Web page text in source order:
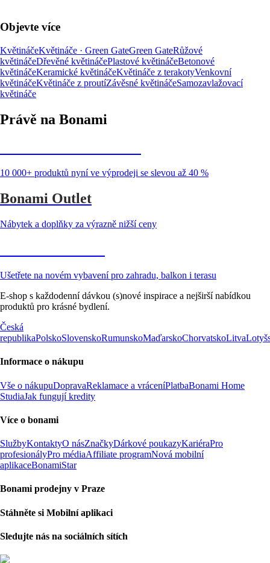
Objevte více
KvětináčeKvětináče · Green GateGreen GateRůžové
květináčeDřevěné květináčePlastové květináčeBetonové
květináčeKeramické květináčeKvětináče z terakotyVenkovní
květináčeKvětináče z proutíZávěsné květináčeSamozavlažovací
květináče
Právě na Bonami
10 000+ produktů nyní ve výprodeji se slevou až 40 %
Bonami Outlet
Nábytek a doplňky za výrazně nižší ceny
Ušetřete na novém vybavení pro zahradu, balkon i terasu
E-shop s každodenní dávkou (s)nové inspirace a nejširší nabídkou
produktů pro krásné bydlení.
Česká
republikaPolskoSlovenskoRumunskoMaďarskoChorvatskoLitva
Informace o nákupu
Vše o nákupuDopravaReklamace a vráceníPlatbaBonami Home
StudiaJak fungují kredity
Více o bonami
SlužbyKontaktyO násZnačkyDárkové poukazyKariéraPro
profesionályPro médiaAffiliate programNová mobilní
aplikaceBonamiStar
Bonami prodejny v Praze
Stáhněte si Mobilní aplikaci
Sledujte nás na sociálních sítích